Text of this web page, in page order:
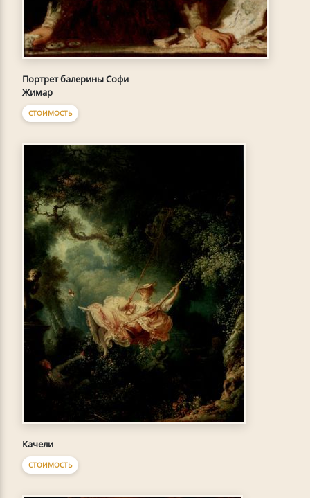
Портрет балерины Софи
Жимар
СТОИМОСТЬ
Качели
СТОИМОСТЬ